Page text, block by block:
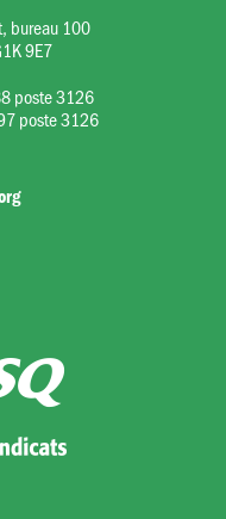
bureau 100
9E7
poste 3126
poste 3126